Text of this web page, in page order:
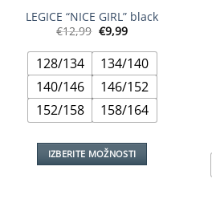
LEGICE “NICE GIRL” black
€12,99 Izvirna
cena
je
bila:
€12,99.
€9,99Trenutna
je:
€9,99.
128/134
134/140
140/146
146/152
152/158
158/164
IZBERITE MOŽNOSTI